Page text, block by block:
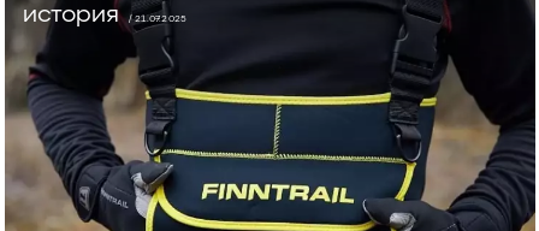
история/ 21.07.2025